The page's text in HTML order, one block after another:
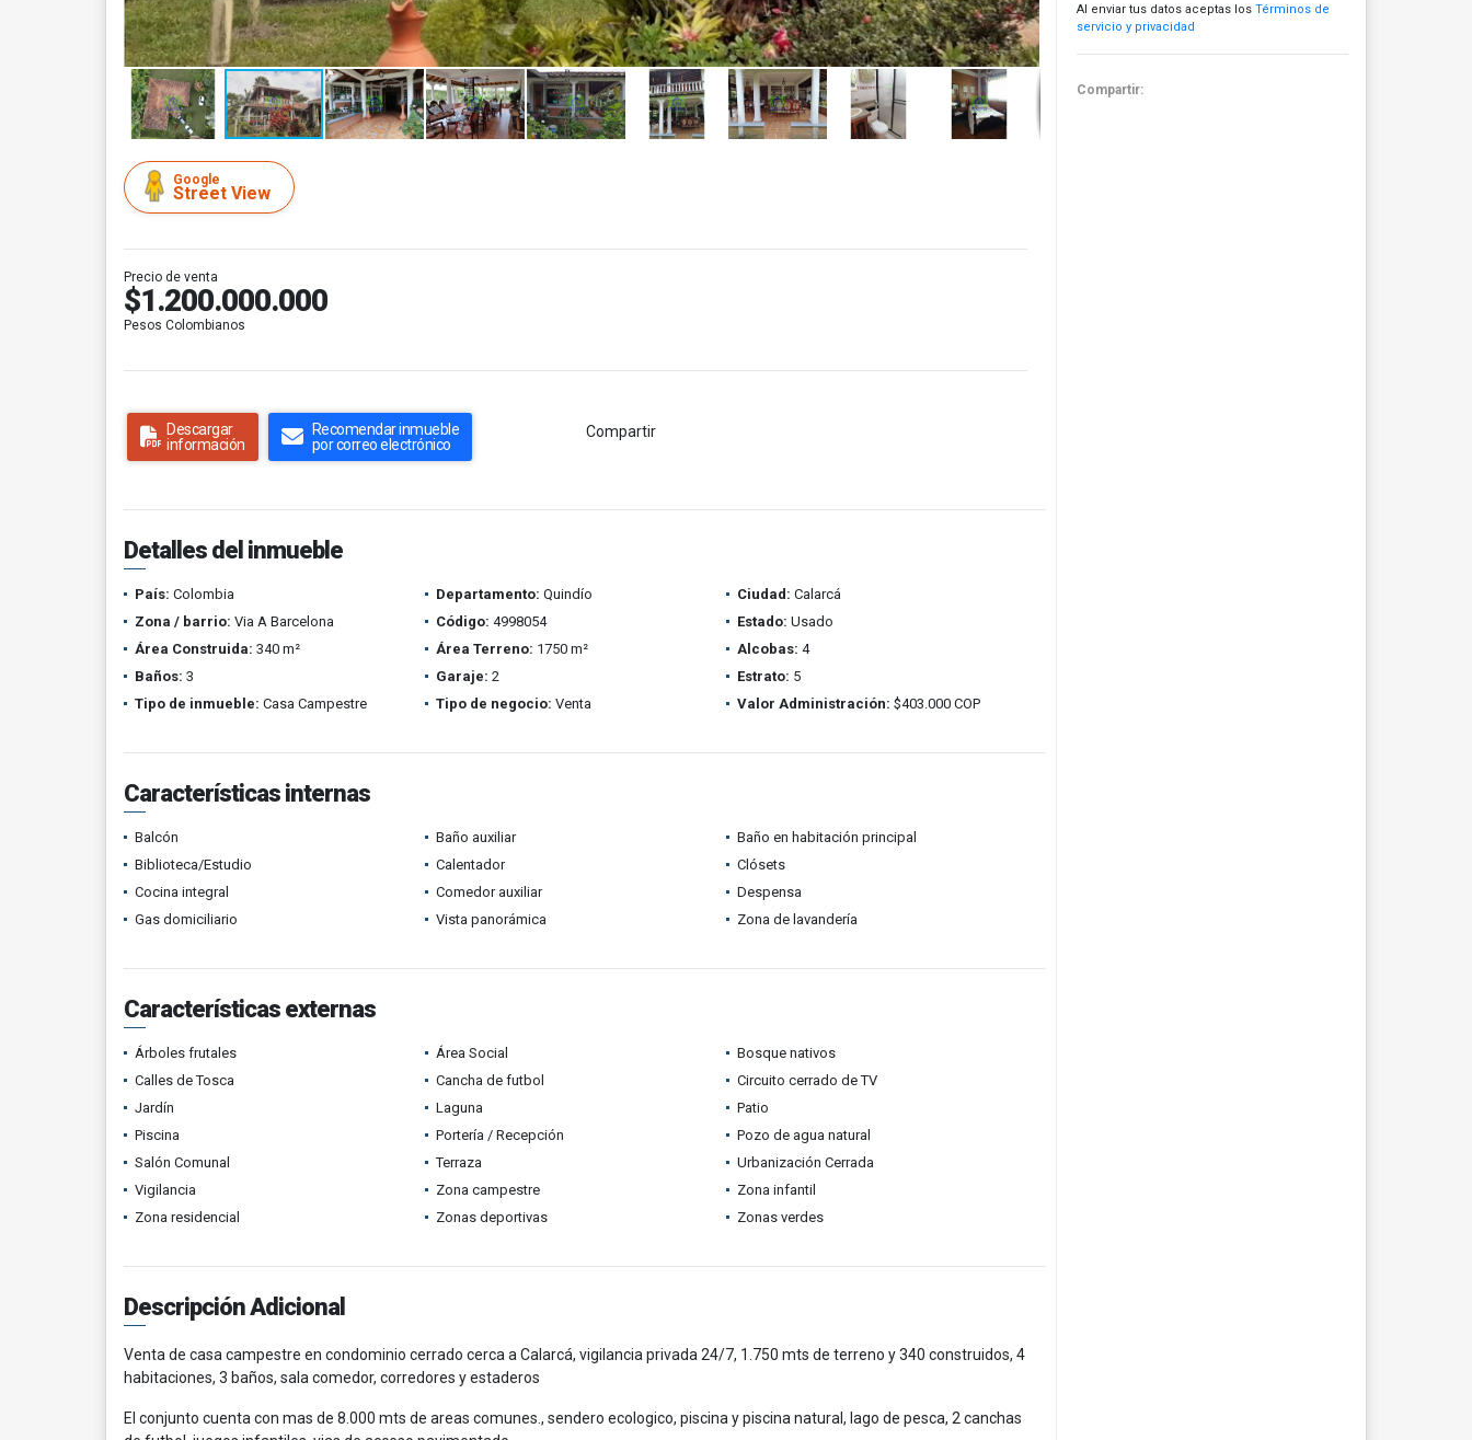
Google
Street View
Precio de venta
$1.200.000.000
Pesos Colombianos
Descargar
información
Recomendar inmueble
por correo electrónico
Compartir
Detalles del inmueble
País: Colombia Departamento: Quindío Ciudad: Calarcá
Zona / barrio: Via A Barcelona Código: 4998054 Estado: Usado
Área Construida: 340 m² Área Terreno: 1750 m² Alcobas: 4
Baños: 3 Garaje: 2 Estrato: 5
Tipo de inmueble: Casa Campestre Tipo de negocio: Venta Valor Administración: $403.000 COP
Características internas
Balcón Baño auxiliar
Baño en habitación principal
Biblioteca/Estudio
Calentador
Clósets
Cocina integral
Comedor auxiliar
Despensa
Gas domiciliario
Vista panorámica Zona de lavandería
Características externas
Árboles frutales Área Social
Bosque nativos
Calles de Tosca
Cancha de futbol
Circuito cerrado de TV
Jardín
Laguna
Patio
Piscina
Portería / Recepción
Pozo de agua natural
Salón Comunal
Terraza
Urbanización Cerrada
Vigilancia
Zona campestre
Zona infantil
Zona residencial
Zonas deportivas Zonas verdes
Descripción Adicional
Venta de casa campestre en condominio cerrado cerca a Calarcá, vigilancia privada 24/7, 1.750 mts de terreno y 340 construidos, 4
habitaciones, 3 baños, sala comedor, corredores y estaderos
El conjunto cuenta con mas de 8.000 mts de areas comunes., sendero ecologico, piscina y piscina natural, lago de pesca, 2 canchas
Al enviar tus datos aceptas los Términos de
servicio y privacidad
Compartir: